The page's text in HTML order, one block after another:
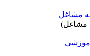
مشاغل
مشاغل)
آموزشی